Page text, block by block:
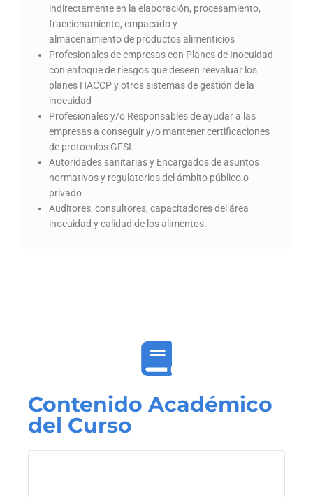
indirectamente en la elaboración, procesamiento,
fraccionamiento, empacado y
almacenamiento de productos alimenticios
Profesionales de empresas con Planes de Inocuidad
con enfoque de riesgos que deseen reevaluar los
planes HACCP y otros sistemas de gestión de la
inocuidad
Profesionales y/o Responsables de ayudar a las
empresas a conseguir y/o mantener certificaciones
de protocolos GFSI.
Autoridades sanitarias y Encargados de asuntos
normativos y regulatorios del ámbito público o
privado
Auditores, consultores, capacitadores del área
inocuidad y calidad de los alimentos.
Contenido Académico
del Curso